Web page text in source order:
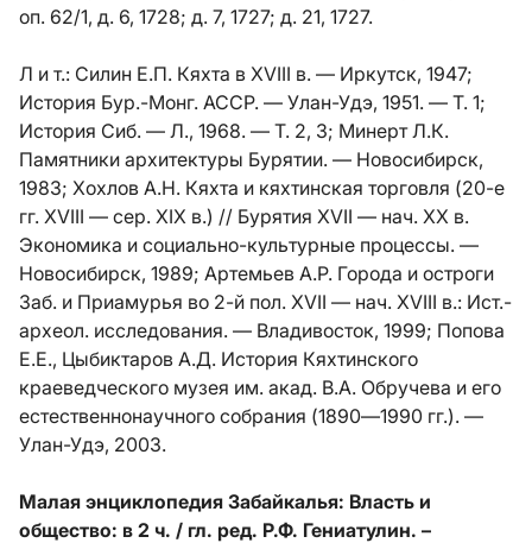
оп. 62/1, д. 6, 1728; д. 7, 1727; д. 21, 1727.
Л и т.: Силин Е.П. Кяхта в XVIII в. — Иркутск, 1947;
История Бур.-Монг. АССР. — Улан-Удэ, 1951. — Т. 1;
История Сиб. — Л., 1968. — Т. 2, 3; Минерт Л.К.
Памятники архитектуры Бурятии. — Новосибирск,
1983; Хохлов А.Н. Кяхта и кяхтинская торговля (20-е
гг. XVIII — сер. XIX в.) // Бурятия XVII — нач. XX в.
Экономика и социально-культурные процессы. —
Новосибирск, 1989; Артемьев А.Р. Города и остроги
Заб. и Приамурья во 2-й пол. XVII — нач. XVIII в.: Ист.-
археол. исследования. — Владивосток, 1999; Попова
Е.Е., Цыбиктаров А.Д. История Кяхтинского
краеведческого музея им. акад. В.А. Обручева и его
естественнонаучного собрания (1890—1990 гг.). —
Улан-Удэ, 2003.
Малая энциклопедия Забайкалья: Власть и
общество: в 2 ч. / гл. ред. Р.Ф. Гениатулин. –